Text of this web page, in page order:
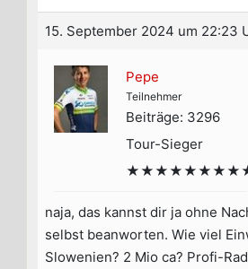
15. September 2024 um 22:23
Pepe
Teilnehmer
Beiträge: 3296
Tour-Sieger
naja, das kannst dir ja ohne
selbst beanworten. Wie viel
Slowenien? 2 Mio ca? Profi-